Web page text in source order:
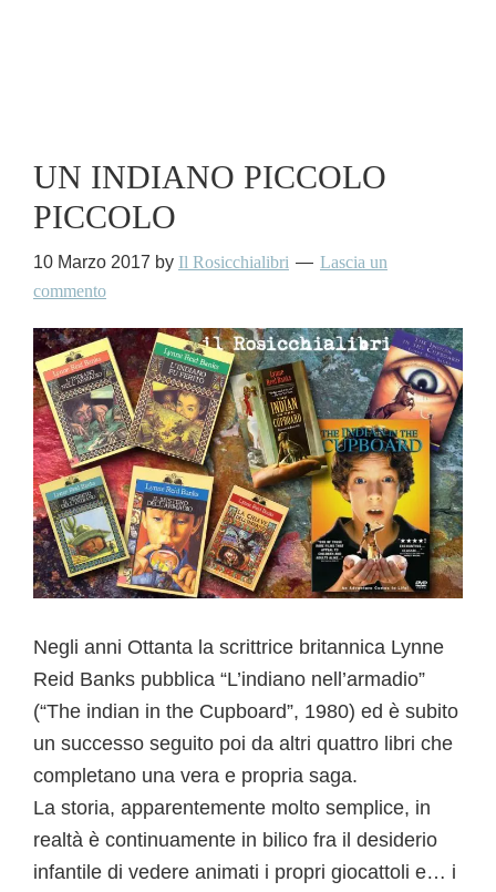
UN INDIANO PICCOLO
PICCOLO
10 Marzo 2017 by Il Rosicchialibri
Lascia un
commento
Negli anni Ottanta la scrittrice britannica Lynne
Reid Banks pubblica “L’indiano nell’armadio”
(“The indian in the Cupboard”, 1980) ed è subito
un successo seguito poi da altri quattro libri che
completano una vera e propria saga.
La storia, apparentemente molto semplice, in
realtà è continuamente in bilico fra il desiderio
infantile di vedere animati i propri giocattoli e… i